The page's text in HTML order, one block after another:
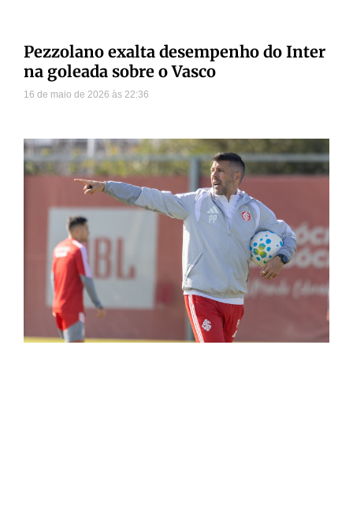
Pezzolano exalta desempenho do Inter
na goleada sobre o Vasco
16 de maio de 2026 22:36